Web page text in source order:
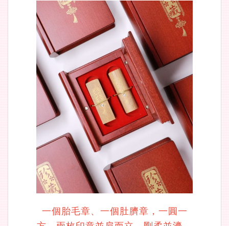
一個胎毛章、一個肚臍章，一圓一